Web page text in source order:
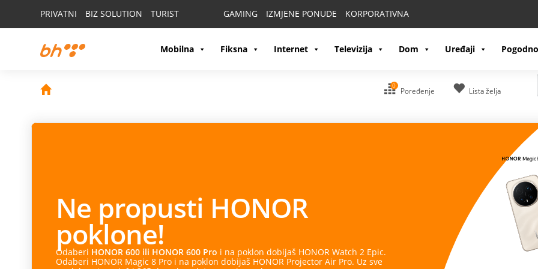
PRIVATNI BIZ SOLUTION TURIST GAMING IZMJENE PONUDE KORPORATIVNA
Mobilna Fiksna Internet Televizija Dom Uređaji
0
Poređenje Lista želja
Ne propusti HONOR
poklone!
Odaberi HONOR 600 ili HONOR 600 Pro i na poklon dobijaš HONOR Watch 2 Epic.
Odaberi HONOR Magic 8 Pro i na poklon dobijaš HONOR Projector Air Pro. Uz sve